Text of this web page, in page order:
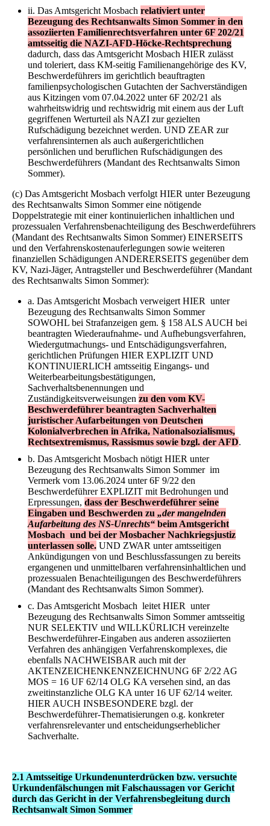
ii. Das Amtsgericht Mosbach relativiert unter
Bezeugung des Rechtsanwalts Simon Sommer in den
assoziierten Familienrechtsverfahren unter 6F 202/21
amtsseitig die NAZI-AFD-Höcke-Rechtsprechung
dadurch, dass das Amtsgericht Mosbach HIER zulässt
und toleriert, dass KM-seitig Familienangehörige des KV,
Beschwerdeführers im gerichtlich beauftragten
familienpsychologischen Gutachten der Sachverständigen
aus Kitzingen vom 07.04.2022 unter 6F 202/21 als
wahrheitswidrig und rechtswidrig mit einem aus der Luft
gegriffenen Werturteil als NAZI zur gezielten
Rufschädigung bezeichnet werden. UND ZEAR zur
verfahrensinternen als auch außergerichtlichen
persönlichen und beruflichen Rufschädigungen des
Beschwerdeführers (Mandant des Rechtsanwalts Simon
Sommer).
(c) Das Amtsgericht Mosbach verfolgt HIER unter Bezeugung
des Rechtsanwalts Simon Sommer eine nötigende
Doppelstrategie mit einer kontinuierlichen inhaltlichen und
prozessualen Verfahrensbenachteiligung des Beschwerdeführers
(Mandant des Rechtsanwalts Simon Sommer) EINERSEITS
und den Verfahrenskostenauferlegungen sowie weiteren
finanziellen Schädigungen ANDERERSEITS gegenüber dem
KV, Nazi-Jäger, Antragsteller und Beschwerdeführer (Mandant
des Rechtsanwalts Simon Sommer):
a. Das Amtsgericht Mosbach verweigert HIER unter
Bezeugung des Rechtsanwalts Simon Sommer
SOWOHL bei Strafanzeigen gem. § 158 ALS AUCH bei
beantragten Wiederaufnahme- und Aufhebungsverfahren,
Wiedergutmachungs- und Entschädigungsverfahren,
gerichtlichen Prüfungen HIER EXPLIZIT UND
KONTINUIERLICH amtsseitig Eingangs- und
Weiterbearbeitungsbestätigungen,
Sachverhaltsbenennungen und
Zuständigkeitsverweisungen zu den vom KV-
Beschwerdeführer beantragten Sachverhalten
juristischer Aufarbeitungen von Deutschen
Kolonialverbrechen in Afrika, Nationalsozialismus,
Rechtsextremismus, Rassismus sowie bzgl. der AFD.
b. Das Amtsgericht Mosbach nötigt HIER unter
Bezeugung des Rechtsanwalts Simon Sommer im
Vermerk vom 13.06.2024 unter 6F 9/22 den
Beschwerdeführer EXPLIZIT mit Bedrohungen und
Erpressungen, dass der Beschwerdeführer seine
Eingaben und Beschwerden zu „der mangelnden
Aufarbeitung des NS-Unrechts“ beim Amtsgericht
Mosbach und bei der Mosbacher Nachkriegsjustiz
unterlassen solle. UND ZWAR unter amtsseitigen
Ankündigungen von und Beschlussfassungen zu bereits
ergangenen und unmittelbaren verfahrensinhaltlichen und
prozessualen Benachteiligungen des Beschwerdeführers
(Mandant des Rechtsanwalts Simon Sommer).
c. Das Amtsgericht Mosbach leitet HIER unter
Bezeugung des Rechtsanwalts Simon Sommer amtsseitig
NUR SELEKTIV und WILLKÜRLICH vereinzelte
Beschwerdeführer-Eingaben aus anderen assoziierten
Verfahren des anhängigen Verfahrenskomplexes, die
ebenfalls NACHWEISBAR auch mit der
AKTENZEICHENKENNZEICHNUNG 6F 2/22 AG
MOS = 16 UF 62/14 OLG KA versehen sind, an das
zweitinstanzliche OLG KA unter 16 UF 62/14 weiter.
HIER AUCH INSBESONDERE bzgl. der
Beschwerdeführer-Thematisierungen o.g. konkreter
verfahrensrelevanter und entscheidungserheblicher
Sachverhalte.
2.1 Amtsseitige Urkundenunterdrücken bzw. versuchte
Urkundenfälschungen mit Falschaussagen vor Gericht
durch das Gericht in der Verfahrensbegleitung durch
Rechtsanwalt Simon Sommer